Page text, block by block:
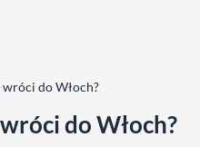
do Włoch?
do Włoch?